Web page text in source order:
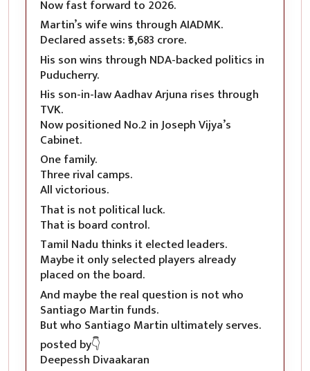
Now fast forward to 2026.
Martin’s wife wins through AIADMK.
Declared assets: ₹5,683 crore.
His son wins through NDA-backed politics in
Puducherry.
His son-in-law Aadhav Arjuna rises through
TVK.
Now positioned No.2 in Joseph Vijya’s
Cabinet.
One family.
Three rival camps.
All victorious.
That is not political luck.
That is board control.
Tamil Nadu thinks it elected leaders.
Maybe it only selected players already
placed on the board.
And maybe the real question is not who
Santiago Martin funds.
But who Santiago Martin ultimately serves.
posted by👇
Deepessh Divaakaran